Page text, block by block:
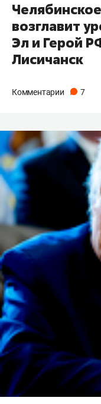
возглавит
Эл и Герой
Лисичанск
Комментарии 7